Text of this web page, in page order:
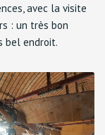
avec la visite
: un très bon
bel endroit.